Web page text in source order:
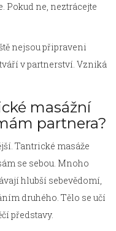
Pokud ne, neztrácejte
nejsou připraveni
v partnerství. Vzniká
masážní
partnera?
Tantrické masáže
se sebou. Mnoho
hlubší sebevědomí,
druhého. Tělo se učí
představy.